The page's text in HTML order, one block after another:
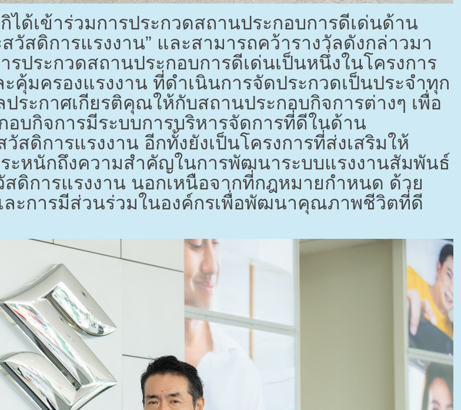
ได้เข้าร่วมการประกวดสถานประกอบการดีเด่นด้าน
วัสดิการแรงงาน” และสามารถคว้ารางวัลดังกล่าวมา
รประกวดสถานประกอบการดีเด่นเป็นหนึ่งในโครงการ
คุ้มครองแรงงาน ที่ดำเนินการจัดประกวดเป็นประจำทุก
ระกาศเกียรติคุณให้กับสถานประกอบกิจการต่างๆ เพื่อ
อบกิจการมีระบบการบริหารจัดการที่ดีในด้าน
สดิการแรงงาน อีกทั้งยังเป็นโครงการที่ส่งเสริมให้
ะหนักถึงความสำคัญในการพัฒนาระบบแรงงานสัมพันธ์
ดิการแรงงาน นอกเหนือจากที่กฎหมายกำหนด ด้วย
ละการมีส่วนร่วมในองค์กรเพื่อพัฒนาคุณภาพชีวิตที่ดี